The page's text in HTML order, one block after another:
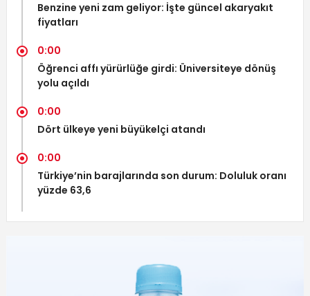
Benzine yeni zam geliyor: İşte güncel akaryakıt
fiyatları
0:00
Öğrenci affı yürürlüğe girdi: Üniversiteye dönüş
yolu açıldı
0:00
Dört ülkeye yeni büyükelçi atandı
0:00
Türkiye’nin barajlarında son durum: Doluluk oranı
yüzde 63,6